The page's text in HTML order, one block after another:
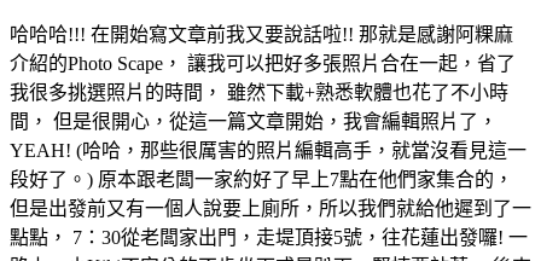
哈哈哈!!! 在開始寫文章前我又要說話啦!! 那就是感謝阿粿麻
介紹的Photo Scape， 讓我可以把好多張照片合在一起，省了
我很多挑選照片的時間， 雖然下載+熟悉軟體也花了不小時
間， 但是很開心，從這一篇文章開始，我會編輯照片了，
YEAH! (哈哈，那些很厲害的照片編輯高手，就當沒看見這一
段好了。) 原本跟老闆一家約好了早上7點在他們家集合的，
但是出發前又有一個人說要上廁所，所以我們就給他遲到了一
點點， 7：30從老闆家出門，走堤頂接5號，往花蓮出發囉! 一